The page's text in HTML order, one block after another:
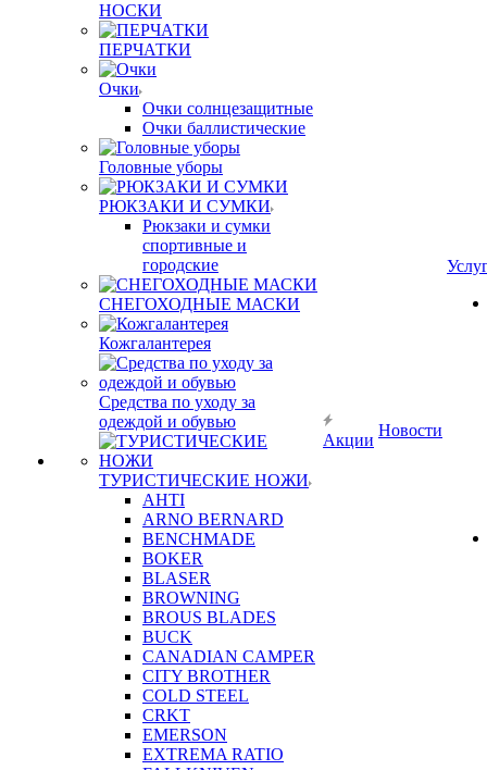
НОСКИ
ПЕРЧАТКИ
Очки
Очки солнцезащитные
Очки баллистические
Головные уборы
РЮКЗАКИ И СУМКИ
Рюкзаки и сумки
спортивные и
городские
СНЕГОХОДНЫЕ МАСКИ
Кожгалантерея
Средства по уходу за
одеждой и обувью
ТУРИСТИЧЕСКИЕ НОЖИ
AHTI
ARNO BERNARD
BENCHMADE
BOKER
BLASER
BROWNING
BROUS BLADES
BUCK
CANADIAN CAMPER
CITY BROTHER
COLD STEEL
CRKT
EMERSON
EXTREMA RATIO
Акции
Новости